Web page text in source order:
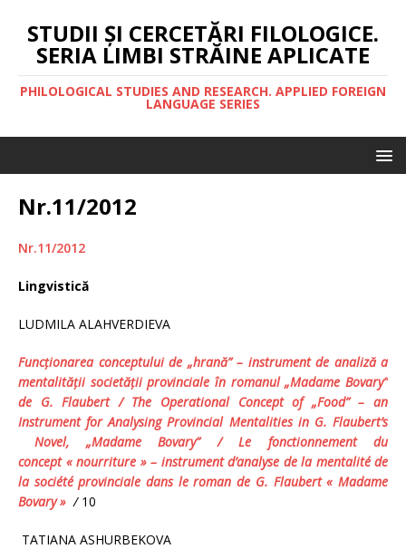
STUDII ŞI CERCETĂRI FILOLOGICE.
SERIA LIMBI STRĂINE APLICATE
PHILOLOGICAL STUDIES AND RESEARCH. APPLIED FOREIGN
LANGUAGE SERIES
Nr.11/2012
Nr.11/2012
Lingvistică
LUDMILA ALAHVERDIEVA
Funcţionarea conceptului de „hrană” – instrument de analiză a
mentalităţii societăţii provinciale în romanul „Madame Bovary”
de G. Flaubert / The Operational Concept of „Food” – an
Instrumentfor AnalysingProvincial Mentalitiesin G. Flaubert’s
Novel, „Madame Bovary”
/ Le fonctionnement du
concept « nourriture » – instrument d’analyse de la mentalité de
la société provinciale dans le roman de G. Flaubert « Madame
Bovary » / 10
TATIANA ASHURBEKOVA